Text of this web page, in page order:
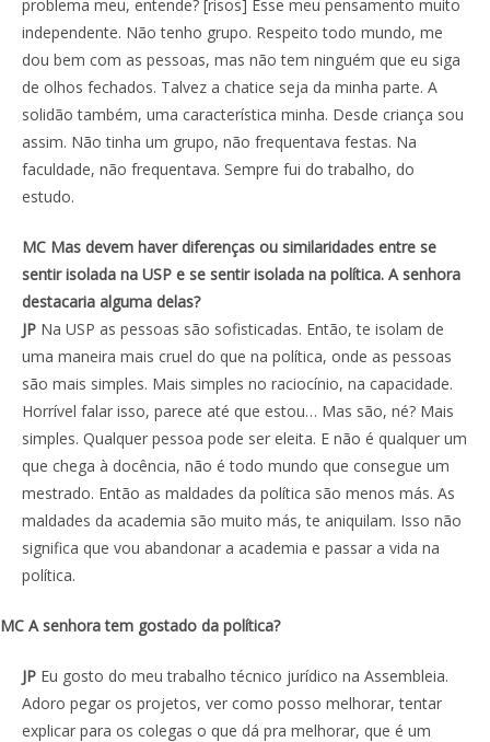
problema meu, entende? [risos] Esse meu pensamento muito
independente. Não tenho grupo. Respeito todo mundo, me
dou bem com as pessoas, mas não tem ninguém que eu siga
de olhos fechados. Talvez a chatice seja da minha parte. A
solidão também, uma característica minha. Desde criança sou
assim. Não tinha um grupo, não frequentava festas. Na
faculdade, não frequentava. Sempre fui do trabalho, do
estudo.
MC Mas devem haver diferenças ou similaridades entre se
sentir isolada na USP e se sentir isolada na política. A senhora
destacaria alguma delas?
JP Na USP as pessoas são sofisticadas. Então, te isolam de
uma maneira mais cruel do que na política, onde as pessoas
são mais simples. Mais simples no raciocínio, na capacidade.
Horrível falar isso, parece até que estou… Mas são, né? Mais
simples. Qualquer pessoa pode ser eleita. E não é qualquer um
que chega à docência, não é todo mundo que consegue um
mestrado. Então as maldades da política são menos más. As
maldades da academia são muito más, te aniquilam. Isso não
significa que vou abandonar a academia e passar a vida na
política.
MC A senhora tem gostado da política?
JP Eu gosto do meu trabalho técnico jurídico na Assembleia.
Adoro pegar os projetos, ver como posso melhorar, tentar
explicar para os colegas o que dá pra melhorar, que é um